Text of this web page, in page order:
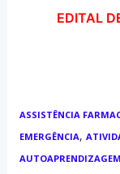
EDITAL
ASSISTÊNCIA
EMERGÊNCIA,
AUTOAPRENDIZAGEM